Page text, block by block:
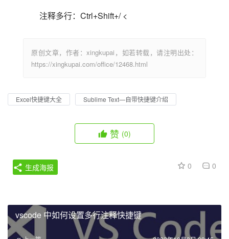
注释多行：Ctrl+Shift+/ <
原创文章，作者：xingkupai，如若转载，请注明出处：
https://xingkupai.com/office/12468.html
Excel快捷键大全 Sublime Text—自带快捷键介绍
赞 (0)
0 0
生成海报
vscode 中如何设置多行注释快捷键